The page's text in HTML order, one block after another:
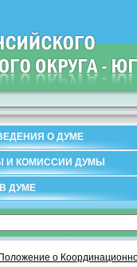
О ДУМЕ
И КОМИССИИ ДУМЫ
ДУМЕ
Положение о